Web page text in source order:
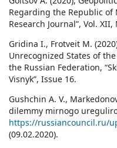
Regarding the Republic of
Research Journal”, Vol. XII,
Gridina I., Frotveit M.
Unrecognized States of
the Russian Federation,
Visnyk”, Issue 16.
Gushchin A. V.,
dilemmy mirnogo
https://russiancouncil.ru/
(09.02.2020).